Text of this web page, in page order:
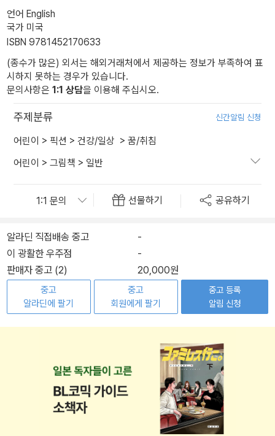
언어 English
국가 미국
ISBN 9781452170633
(종수가 많은) 외서는 해외거래처에서 제공하는 정보가 부족하여 표
시하지 못하는 경우가 있습니다.
문의사항은 1:1 상담을 이용해 주십시오.
주제분류 신간알림 신청
어린이 > 픽션 > 건강/일상 > 꿈/취침
어린이 > 그림책 > 일반
선물하기 공유하기
알라딘 직접배송 중고
-
이 광활한 우주점
-
판매자 중고 (2)
20,000원
중고
알라딘에 팔기
중고
회원에게 팔기
중고 등록
알림 신청